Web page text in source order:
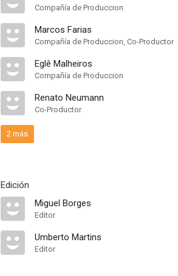
Compañía de Produccion
Marcos Farias
Compañía de Produccion, Co-Productor
Eglê Malheiros
Compañía de Produccion
Renato Neumann
Co-Productor
2 más
Edición
Miguel Borges
Editor
Umberto Martins
Editor